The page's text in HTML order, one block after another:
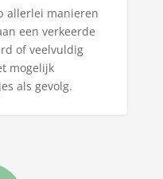
allerlei manieren
een verkeerde
of veelvuldig
mogelijk
als gevolg.